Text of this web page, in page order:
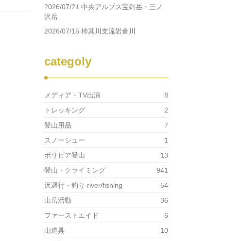
2026/07/21 中央アルプス宝剣岳・三ノ
沢岳
2026/07/15 柿其川支流岩倉川
categoly
メディア・TV出演
8
トレッキング
2
登山用品
7
スノーシュー
1
ボリビア登山
13
登山・クライミング
941
沢遡行・釣り river/fishing
54
山岳活動
36
ファーストエイド
6
山道具
10